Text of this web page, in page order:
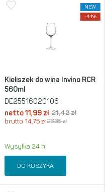
NEW
-44%
Kieliszek do wina Invino RCR
560ml
DE25516020106
netto 11,99 zł 21,42zł
brutto 14,75 zł 26,35zł
Wysyłka 24 h
DO KOSZYKA